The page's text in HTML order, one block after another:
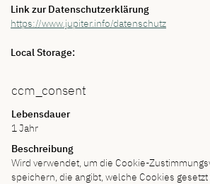
Link zur Datenschutzerklärung
https://www.jupiter.info/datenschutz
Local Storage:
ccm_consent
Lebensdauer
1 Jahr
Beschreibung
Wird verwendet, um die Cookie-
speichern, die angibt, welche Cookies